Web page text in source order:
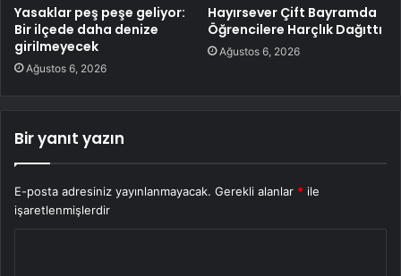
Yasaklar peş peşe geliyor:
Bir ilçede daha denize
girilmeyecek
Ağustos 6, 2026
Hayırsever Çift Bayramda
Öğrencilere Harçlık Dağıttı
Ağustos 6, 2026
Bir yanıt yazın
E-posta adresiniz yayınlanmayacak. Gerekli alanlar * ile
işaretlenmişlerdir